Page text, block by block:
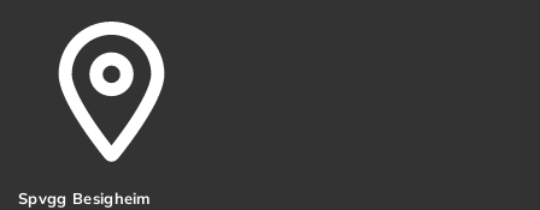
Spvgg Besigheim